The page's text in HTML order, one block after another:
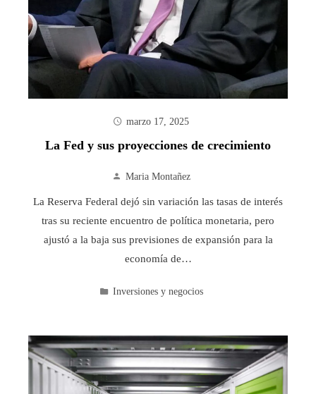
marzo 17, 2025
La Fed y sus proyecciones de crecimiento
Maria Montañez
La Reserva Federal dejó sin variación las tasas de interés
tras su reciente encuentro de política monetaria, pero
ajustó a la baja sus previsiones de expansión para la
economía de…
Inversiones y negocios